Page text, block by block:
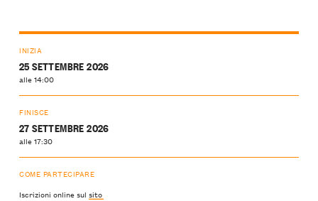
INIZIA
25 SETTEMBRE 2026
alle 14:00
FINISCE
27 SETTEMBRE 2026
alle 17:30
COME PARTECIPARE
Iscrizioni online sul sito